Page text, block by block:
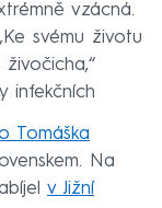
vzácná.
svému životu
infekčních
Tomáška
Na
v Jižní